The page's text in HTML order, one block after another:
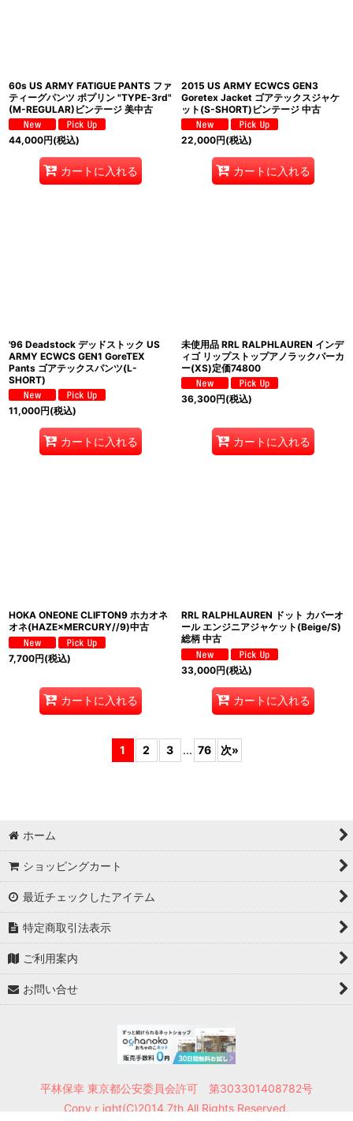
60s US ARMY FATIGUE PANTS ファ
ティーグパンツ ポプリン "TYPE-3rd"
(M-REGULAR)ビンテージ 美中古
44,000円(税込)
カートに入れる
2015 US ARMY ECWCS GEN3
Goretex Jacket ゴアテックスジャケ
ット(S-SHORT)ビンテージ 中古
22,000円(税込)
カートに入れる
'96 Deadstock デッドストック US
ARMY ECWCS GEN1 GoreTEX
Pants ゴアテックスパンツ(L-
SHORT)
11,000円(税込)
カートに入れる
未使用品 RRL RALPHLAUREN インデ
ィゴ リップストップアノラックパーカ
ー(XS)定価74800
36,300円(税込)
カートに入れる
HOKA ONEONE CLIFTON9 ホカオネ
オネ(HAZE×MERCURY//9)中古
7,700円(税込)
カートに入れる
RRL RALPHLAUREN ドット カバーオ
ール エンジニアジャケット(Beige/S)
総柄 中古
33,000円(税込)
カートに入れる
1 2 3 ... 76 次»
ホーム
ショッピングカート
最近チェックしたアイテム
特定商取引法表示
ご利用案内
お問い合せ
平林保幸 東京都公安委員会許可 第303301408782号
Copyｒight(C)2014 7th All Rights Reserved.